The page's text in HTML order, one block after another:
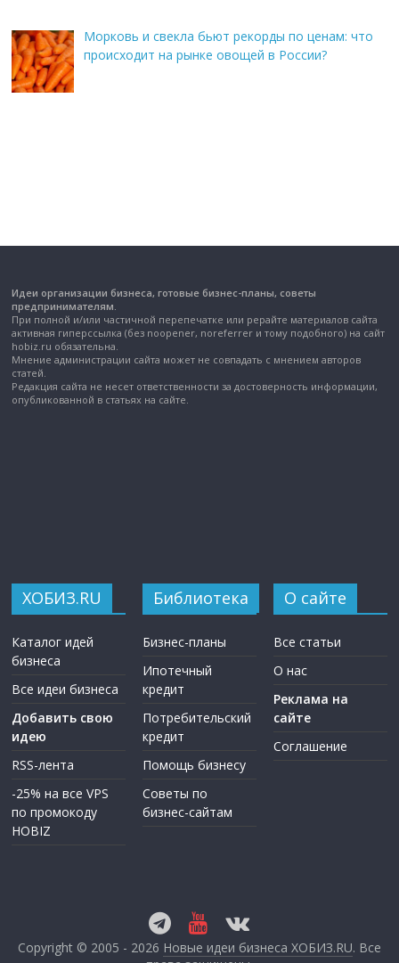
Морковь и свекла бьют рекорды по ценам: что
происходит на рынке овощей в России?
Идеи организации бизнеса, готовые бизнес-планы, советы
предпринимателям.
При полной и/или частичной перепечатке или рерайте материалов сайта
активная гиперссылка (без noopener, noreferrer и тому подобного) на сайт
hobiz.ru обязательна.
Мнение администрации сайта может не совпадать с мнением авторов
статей.
Редакция сайта не несет ответственности за достоверность информации,
опубликованной в статьях на сайте.
ХОБИЗ.RU
Каталог идей
бизнеса
Все идеи бизнеса
Добавить свою
идею
RSS-лента
-25% на все VPS
по промокоду
HOBIZ
Библиотека
Бизнес-планы
Ипотечный
кредит
Потребительский
кредит
Помощь бизнесу
Советы по
бизнес-сайтам
О сайте
Все статьи
О нас
Реклама на
сайте
Соглашение
Copyright © 2005 - 2026 Новые идеи бизнеса ХОБИЗ.RU. Все